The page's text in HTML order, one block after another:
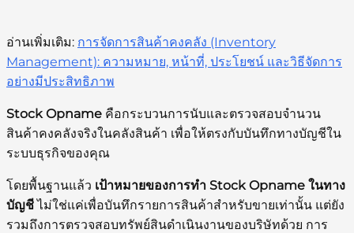
อ่านเพิ่มเติม: การจัดการสินค้าคงคลัง (Inventory
Management): ความหมาย, หน้าที่, ประโยชน์ และวิธีจัดการ
อย่างมีประสิทธิภาพ
Stock Opname คือกระบวนการนับและตรวจสอบจำนวน
สินค้าคงคลังจริงในคลังสินค้า เพื่อให้ตรงกับบันทึกทางบัญชีใน
ระบบธุรกิจของคุณ
โดยพื้นฐานแล้ว เป้าหมายของการทำ Stock Opname ในทาง
บัญชีไม่ใช่แค่เพื่อบันทึกรายการสินค้าสำหรับขายเท่านั้น แต่ยัง
รวมถึงการตรวจสอบทรัพย์สินดำเนินงานของบริษัทด้วย การ